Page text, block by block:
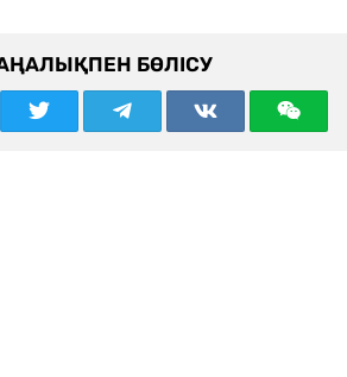
БӨЛІСУ